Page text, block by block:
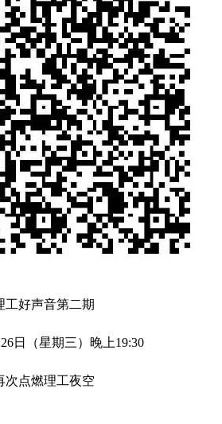
工好声音第二期
日（星期三）晚上19:30
次点燃理工夜空